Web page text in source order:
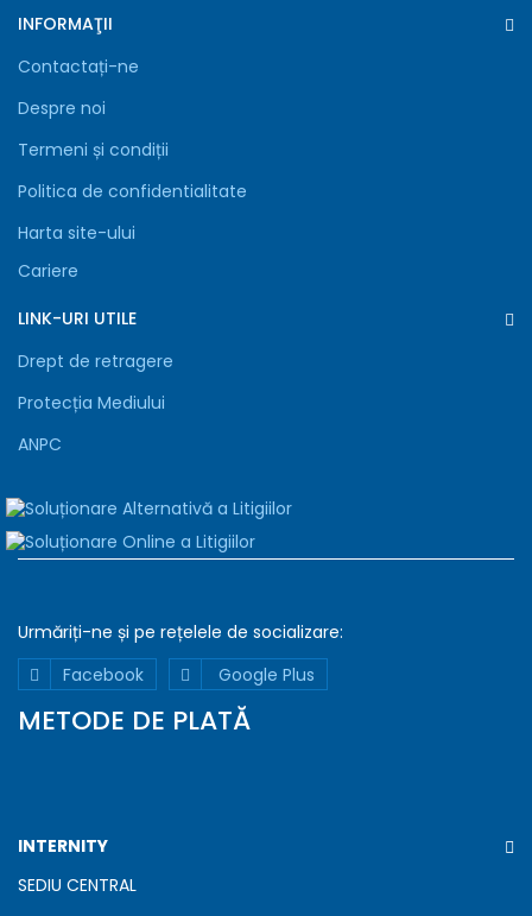
INFORMAŢII
Contactați-ne
Despre noi
Termeni și condiții
Politica de confidentialitate
Harta site-ului
Cariere
LINK-URI UTILE
Drept de retragere
Protecția Mediului
ANPC
Urmăriți-ne și pe rețelele de socializare:
Facebook
Google Plus
METODE DE PLATĂ
INTERNITY
SEDIU CENTRAL